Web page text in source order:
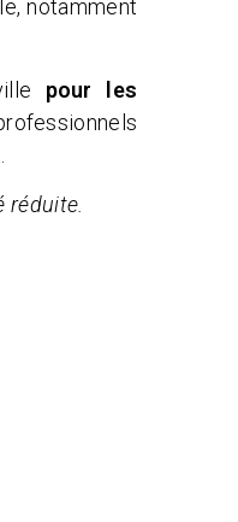
notamment
pour les
réduite.